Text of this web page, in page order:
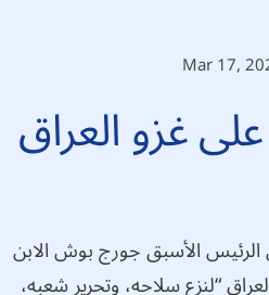
Mar 17,
غزو العراق
الأسبق جورج بوش الابن
“لنزع سلاحه، وتحرير شعبه،